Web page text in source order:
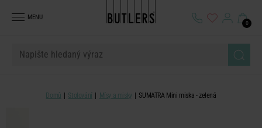
MENU
0
Domů Stolování Mísy a misky SUMATRA Mini miska - zelená